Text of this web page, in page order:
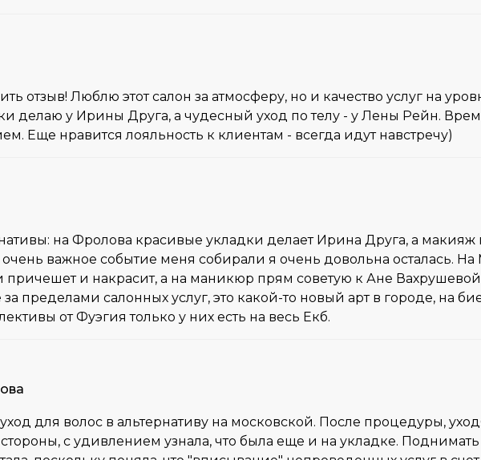
отзыв! Люблю этот салон за атмосферу, но и качество услуг на
делаю у Ирины Друга, а чудесный уход по телу - у Лены Рейн.
Еще нравится лояльность к клиентам - всегда идут навстречу)
на Фролова красивые укладки делает Ирина Друга, а
важное событие меня собирали я очень довольна осталась.
и накрасит, а на маникюр прям советую к Ане
за пределами салонных услуг, это какой-то новый арт в городе, на
от Фуэгия только у них есть на весь Екб.
для волос в альтернативу на московской. После процедуры,
с удивлением узнала, что была еще и на укладке.